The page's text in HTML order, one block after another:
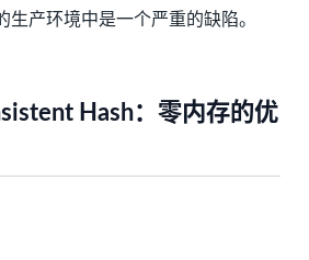
生产环境中是一个严重的缺陷。
Hash：零内存的优